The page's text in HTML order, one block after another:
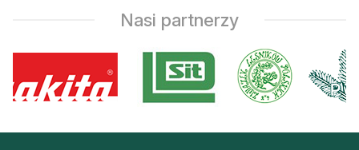
Nasi partnerzy